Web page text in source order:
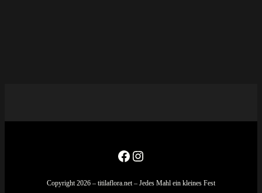
Facebook
Instagram
Copyright 2026 – titilaflora.net – Jedes Mahl ein kleines Fest